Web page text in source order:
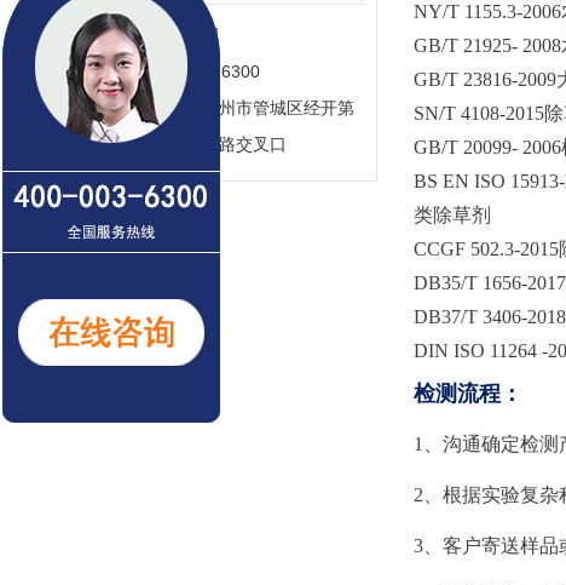
联系人：
‬汪经理
电话： ‬400-003-6300
地址：‬河南省郑州市管城区经开第
九大街与经北二路交叉口
NY/T 1155.3-
GB/T 21925-
GB/T 23816-
SN/T 4108-2015
GB/T 20099-
BS EN ISO
类除草剂
CCGF 502.3-2015
DB35/T 1656-
DB37/T 3406-
DIN ISO 11264 -
检测流程：
1、沟通确定检测
2、根据实验复杂
3、客户寄送样品